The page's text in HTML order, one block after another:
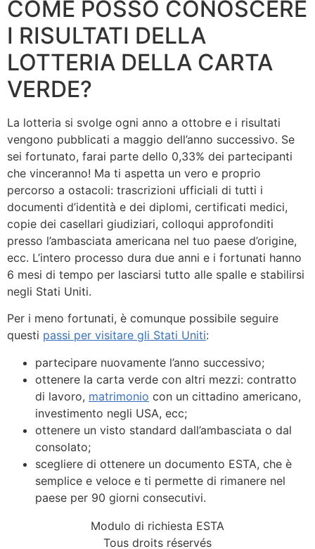
COME POSSO CONOSCERE
I RISULTATI DELLA
LOTTERIA DELLA CARTA
VERDE?
La lotteria si svolge ogni anno a ottobre e i risultati
vengono pubblicati a maggio dell’anno successivo. Se
sei fortunato, farai parte dello 0,33% dei partecipanti
che vinceranno! Ma ti aspetta un vero e proprio
percorso a ostacoli: trascrizioni ufficiali di tutti i
documenti d’identità e dei diplomi, certificati medici,
copie dei casellari giudiziari, colloqui approfonditi
presso l’ambasciata americana nel tuo paese d’origine,
ecc. L’intero processo dura due anni e i fortunati hanno
6 mesi di tempo per lasciarsi tutto alle spalle e stabilirsi
negli Stati Uniti.
Per i meno fortunati, è comunque possibile seguire
questi passi per visitare gli Stati Uniti:
partecipare nuovamente l’anno successivo;
ottenere la carta verde con altri mezzi: contratto
di lavoro, matrimonio con un cittadino americano,
investimento negli USA, ecc;
ottenere un visto standard dall’ambasciata o dal
consolato;
scegliere di ottenere un documento ESTA, che è
semplice e veloce e ti permette di rimanere nel
paese per 90 giorni consecutivi.
Modulo di richiesta ESTA
Tous droits réservés